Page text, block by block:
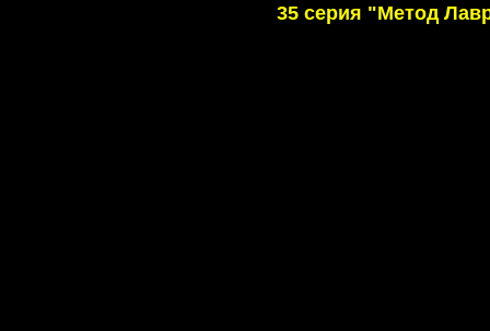
35 серия "Метод